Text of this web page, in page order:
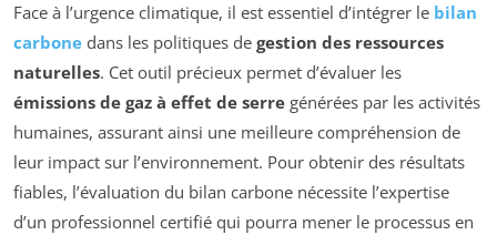
Face à l’urgence climatique, il est essentiel d’intégrer le bilan
carbone dans les politiques de gestion des ressources
naturelles. Cet outil précieux permet d’évaluer les
émissions de gaz à effet de serre générées par les activités
humaines, assurant ainsi une meilleure compréhension de
leur impact sur l’environnement. Pour obtenir des résultats
fiables, l’évaluation du bilan carbone nécessite l’expertise
d’un professionnel certifié qui pourra mener le processus en